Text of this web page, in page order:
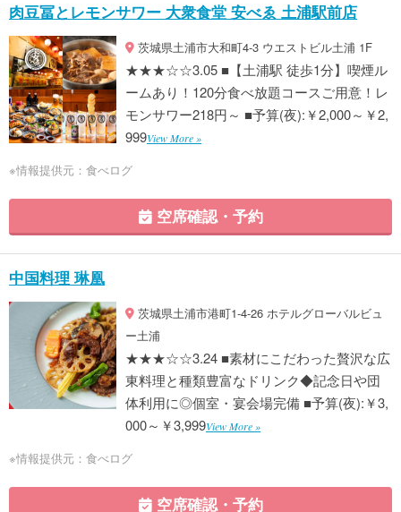
肉豆冨とレモンサワー 大衆食堂 安べゑ 土浦駅前店
茨城県土浦市大和町4-3 ウエストビル土浦 1F
★★★☆☆3.05 ■【土浦駅 徒歩1分】喫煙ル
ームあり！120分食べ放題コースご用意！レ
モンサワー218円～ ■予算(夜):￥2,000～￥2,
999View More »
※情報提供元：食べログ
空席確認・予約
中国料理 琳凰
茨城県土浦市港町1-4-26 ホテルグローバルビュ
ー土浦
★★★☆☆3.24 ■素材にこだわった贅沢な広
東料理と種類豊富なドリンク◆記念日や団
体利用に◎個室・宴会場完備 ■予算(夜):￥3,
000～￥3,999View More »
※情報提供元：食べログ
空席確認・予約